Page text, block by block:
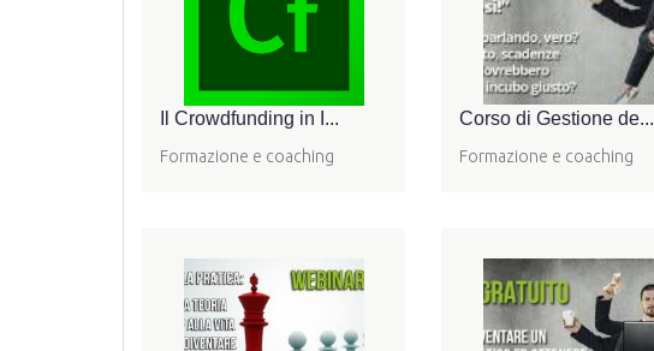
Il Crowdfunding in I...
Formazione e coaching
Corso di Gestione de...
Formazione e coaching